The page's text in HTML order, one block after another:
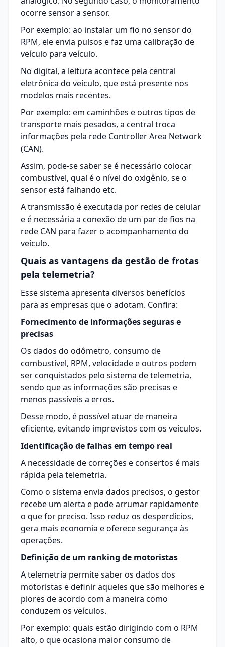
ocorre sensor a sensor.
Por exemplo: ao instalar um fio no sensor do
RPM, ele envia pulsos e faz uma calibração de
veículo para veículo.
No digital, a leitura acontece pela central
eletrônica do veículo, que está presente nos
modelos mais recentes.
Por exemplo: em caminhões e outros tipos de
transporte mais pesados, a central troca
informações pela rede Controller Area Network
(CAN).
Assim, pode-se saber se é necessário colocar
combustível, qual é o nível do oxigênio, se o
sensor está falhando etc.
A transmissão é executada por redes de celular
e é necessária a conexão de um par de fios na
rede CAN para fazer o acompanhamento do
veículo.
Quais as vantagens da gestão de frotas
pela telemetria?
Esse sistema apresenta diversos benefícios
para as empresas que o adotam. Confira:
Fornecimento de informações seguras e
precisas
Os dados do odômetro, consumo de
combustível, RPM, velocidade e outros podem
ser conquistados pelo sistema de telemetria,
sendo que as informações são precisas e
menos passíveis a erros.
Desse modo, é possível atuar de maneira
eficiente, evitando imprevistos com os veículos.
Identificação de falhas em tempo real
A necessidade de correções e consertos é mais
rápida pela telemetria.
Como o sistema envia dados precisos, o gestor
recebe um alerta e pode arrumar rapidamente
o que for preciso. Isso reduz os desperdícios,
gera mais economia e oferece segurança às
operações.
Definição de um ranking de motoristas
A telemetria permite saber os dados dos
motoristas e definir aqueles que são melhores e
piores de acordo com a maneira como
conduzem os veículos.
Por exemplo: quais estão dirigindo com o RPM
alto, o que ocasiona maior consumo de